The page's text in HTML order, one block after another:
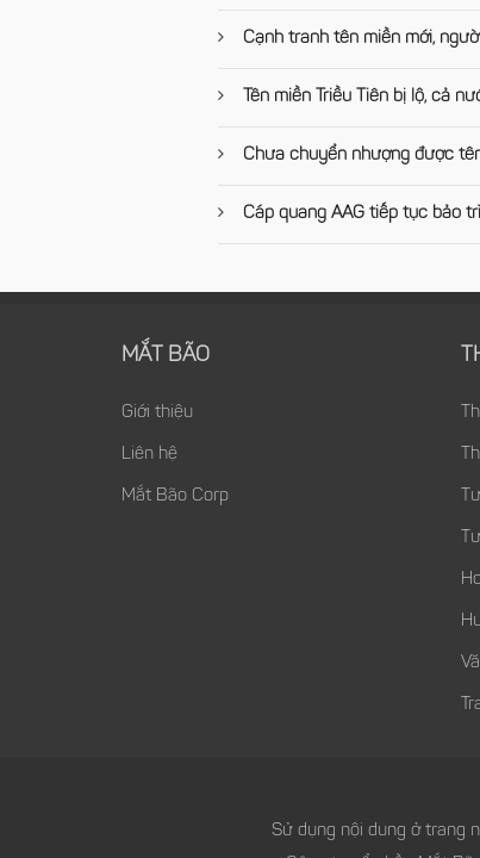
Cạnh tranh tên miền mới,
Tên miền Triều Tiên bị lộ, cả
Chưa chuyển nhượng được
Cáp quang AAG tiếp tục bảo
MẮT BÃO
Giới thiệu
Liên hệ
Mắt Bão Corp
Sử dụng nội dung ở trang